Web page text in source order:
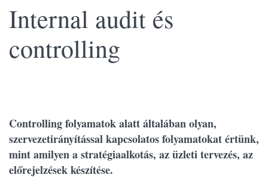
Internal audit és
controlling
Controlling folyamatok alatt általában olyan,
szervezetirányítással kapcsolatos folyamatokat értünk,
mint amilyen a stratégiaalkotás, az üzleti tervezés, az
előrejelzések készítése.